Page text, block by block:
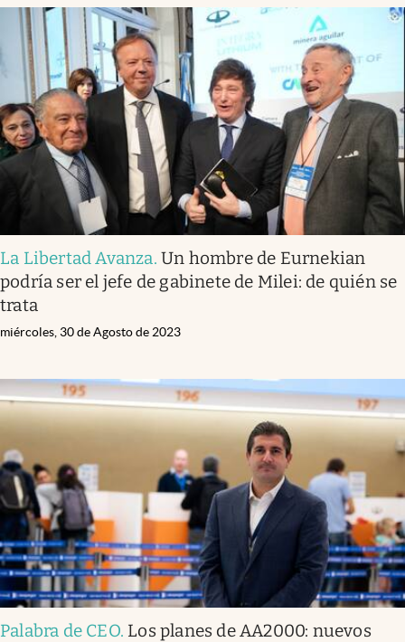
La Libertad Avanza.Un hombre de Eurnekian
podría ser el jefe de gabinete de Milei: de quién se
trata
miércoles, 30 de Agosto de 2023
Palabra de CEO. Los planes de AA2000: nuevos